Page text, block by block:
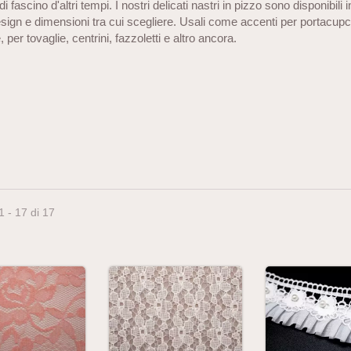
fascino d'altri tempi. I nostri delicati nastri in pizzo sono disponibili
e dimensioni tra cui scegliere. Usali come accenti per
per tovaglie, centrini, fazzoletti e altro ancora.
- 17 di 17